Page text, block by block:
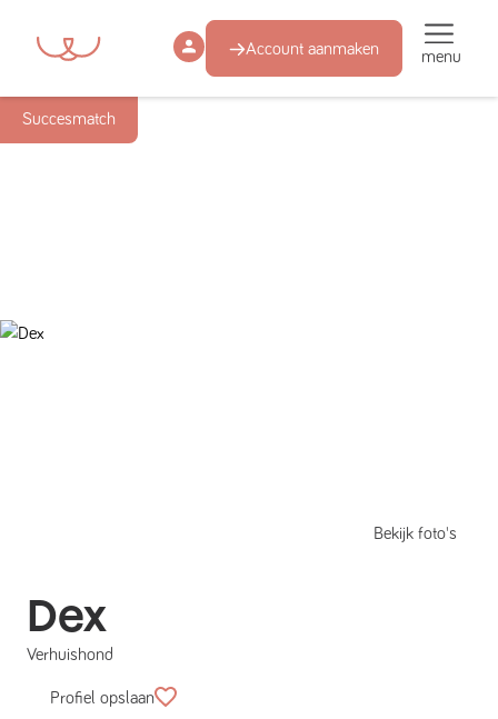
Account aanmaken menu
Succesmatch
Bekijk foto's
Dex
Verhuishond
Profiel opslaan